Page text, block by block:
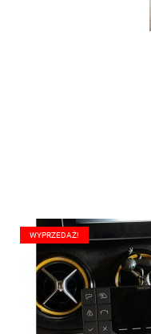
WYPRZEDAŻ!